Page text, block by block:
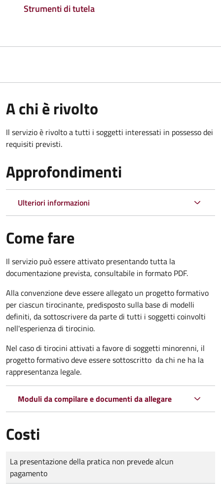
Strumenti di tutela
A chi è rivolto
Il servizio è rivolto a tutti i soggetti interessati in possesso dei
requisiti previsti.
Approfondimenti
Ulteriori informazioni
Come fare
Il servizio può essere attivato presentando tutta la
documentazione prevista, consultabile in formato PDF.
Alla convenzione deve essere allegato un progetto formativo
per ciascun tirocinante, predisposto sulla base di modelli
definiti, da sottoscrivere da parte di tutti i soggetti coinvolti
nell'esperienza di tirocinio.
Nel caso di tirocini attivati a favore di soggetti minorenni, il
progetto formativo deve essere sottoscritto da chi ne ha la
rappresentanza legale.
Moduli da compilare e documenti da allegare
Costi
Tipo di pagamento
Importo
La presentazione della pratica non prevede alcun
pagamento